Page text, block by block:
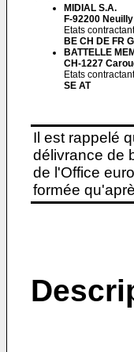
MIDIAL S.A.
F-92200
Etats
BE CH DE FR
BATTELLE
CH-1227
Etats
SE AT
Il est rappelé
délivrance de
de l'Office
formée